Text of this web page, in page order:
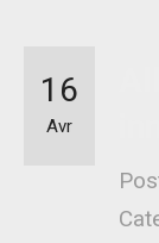
16
Avr